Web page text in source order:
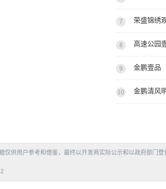
7 荣盛锦绣
8 高速公园
9 金鹏壹品
10 金鹏清风
供用户参考和借鉴，最终以开发商实际公示和以政府部门